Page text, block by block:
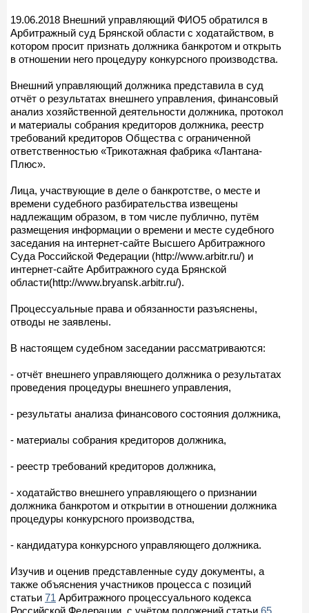
19.06.2018 Внешний управляющий ФИО5 обратился в
Арбитражный суд Брянской области с ходатайством, в
котором просит признать должника банкротом и открыть
в отношении него процедуру конкурсного производства.
Внешний управляющий должника представила в суд
отчёт о результатах внешнего управления, финансовый
анализ хозяйственной деятельности должника, протокол
и материалы собрания кредиторов должника, реестр
требований кредиторов Общества с ограниченной
ответственностью «Трикотажная фабрика «Лантана-
Плюс».
Лица, участвующие в деле о банкротстве, о месте и
времени судебного разбирательства извещены
надлежащим образом, в том числе публично, путём
размещения информации о времени и месте судебного
заседания на интернет-сайте Высшего Арбитражного
Суда Российской Федерации (http://www.arbitr.ru/) и
интернет-сайте Арбитражного суда Брянской
области(http://www.bryansk.arbitr.ru/).
Процессуальные права и обязанности разъяснены,
отводы не заявлены.
В настоящем судебном заседании рассматриваются:
- отчёт внешнего управляющего должника о результатах
проведения процедуры внешнего управления,
- результаты анализа финансового состояния должника,
- материалы собрания кредиторов должника,
- реестр требований кредиторов должника,
- ходатайство внешнего управляющего о признании
должника банкротом и открытии в отношении должника
процедуры конкурсного производства,
- кандидатура конкурсного управляющего должника.
Изучив и оценив представленные суду документы, а
также объяснения участников процесса с позиций
статьи 71 Арбитражного процессуального кодекса
Российской Федерации, с учётом положений статьи 65